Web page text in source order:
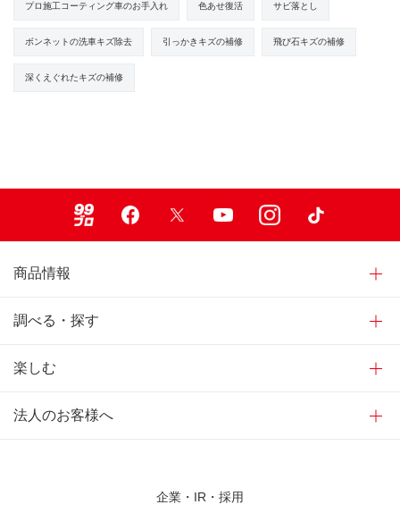
プロ施工コーティング車のお手入れ 色あせ復活 サビ落とし
ボンネットの洗車キズ除去 引っかきキズの補修 飛び石キズの補修
深くえぐれたキズの補修
商品情報
調べる・探す
楽しむ
法人のお客様へ
企業・IR・採用